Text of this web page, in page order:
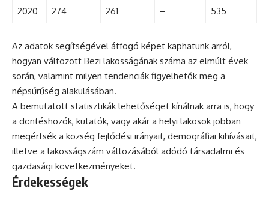
2020 274 261 – 535
Az adatok segítségével átfogó képet kaphatunk arról,
hogyan változott Bezi lakosságának száma az elmúlt évek
során, valamint milyen tendenciák figyelhetők meg a
népsűrűség alakulásában.
A bemutatott statisztikák lehetőséget kínálnak arra is, hogy
a döntéshozók, kutatók, vagy akár a helyi lakosok jobban
megértsék a község fejlődési irányait, demográfiai kihívásait,
illetve a lakosságszám változásából adódó társadalmi és
gazdasági következményeket.
Érdekességek